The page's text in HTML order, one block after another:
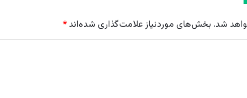
شد. بخش‌های موردنیاز علامت‌گذاری شده‌اند *